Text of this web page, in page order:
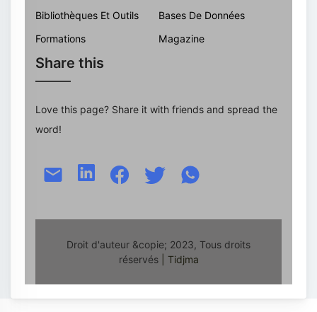
Bibliothèques Et Outils
Bases De Données
Formations
Magazine
Share this
Love this page? Share it with friends and spread the
word!
Droit d'auteur &copie; 2023, Tous droits
réservés
| Tidjma